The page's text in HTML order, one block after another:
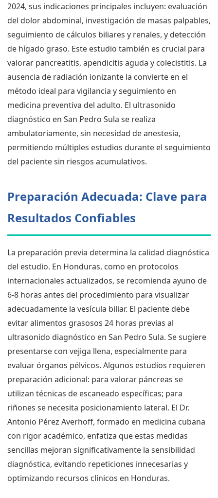
2024, sus indicaciones principales incluyen: evaluación
del dolor abdominal, investigación de masas palpables,
seguimiento de cálculos biliares y renales, y detección
de hígado graso. Este estudio también es crucial para
valorar pancreatitis, apendicitis aguda y colecistitis. La
ausencia de radiación ionizante la convierte en el
método ideal para vigilancia y seguimiento en
medicina preventiva del adulto. El ultrasonido
diagnóstico en San Pedro Sula se realiza
ambulatoriamente, sin necesidad de anestesia,
permitiendo múltiples estudios durante el seguimiento
del paciente sin riesgos acumulativos.
Preparación Adecuada: Clave para
Resultados Confiables
La preparación previa determina la calidad diagnóstica
del estudio. En Honduras, como en protocolos
internacionales actualizados, se recomienda ayuno de
6-8 horas antes del procedimiento para visualizar
adecuadamente la vesícula biliar. El paciente debe
evitar alimentos grasosos 24 horas previas al
ultrasonido diagnóstico en San Pedro Sula. Se sugiere
presentarse con vejiga llena, especialmente para
evaluar órganos pélvicos. Algunos estudios requieren
preparación adicional: para valorar páncreas se
utilizan técnicas de escaneado específicas; para
riñones se necesita posicionamiento lateral. El Dr.
Antonio Pérez Averhoff, formado en medicina cubana
con rigor académico, enfatiza que estas medidas
sencillas mejoran significativamente la sensibilidad
diagnóstica, evitando repeticiones innecesarias y
optimizando recursos clínicos en Honduras.